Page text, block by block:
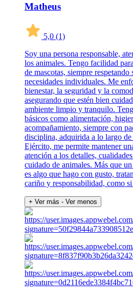
Matheus
5,0 (1)
Soy una persona responsable,
los animales. Tengo facilidad
de mascotas, siempre
necesidades individuales. Me
bienestar, la seguridad y la
asegurando que estén bien
ambiente limpio y tranquilo.
básicos como alimentación,
acompañamiento, siempre con
disciplina, adquirida a lo largo
Ejército, me permite mantener
atención a los detalles,
cuidado de animales. Más que
es algo que hago con gusto,
cariño y responsabilidad, como
+ Ver más - Ver menos